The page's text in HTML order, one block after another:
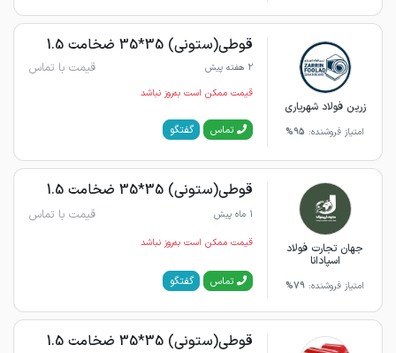
زرین فولاد شهریاری
امتیاز فروشنده: 95%
قوطی(ستونی) 35*35 ضخامت 1.5
2 هفته پیش قیمت با تماس
قیمت ممکن است به‌روز نباشد
تماس گفتگو
جهان تجارت فولاد
اسپادانا
امتیاز فروشنده: 79%
قوطی(ستونی) 35*35 ضخامت 1.5
1 ماه پیش قیمت با تماس
قیمت ممکن است به‌روز نباشد
تماس گفتگو
قوطی(ستونی) 35*35 ضخامت 1.5